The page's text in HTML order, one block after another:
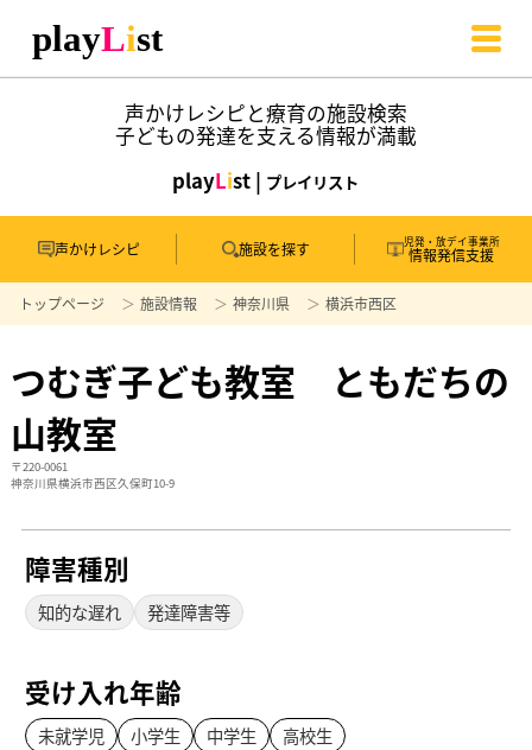
声かけレシピと療育の施設検索
子どもの発達を支える情報が満載
playList | プレイリスト
声かけレシピ 施設を探す 児発・放デイ事業所
情報発信支援
トップページ 施設情報 神奈川県 横浜市西区
つむぎ子ども教室 ともだちの
山教室
〒220-0061
神奈川県横浜市西区久保町10-9
障害種別
知的な遅れ 発達障害等
受け入れ年齢
未就学児 小学生 中学生 高校生